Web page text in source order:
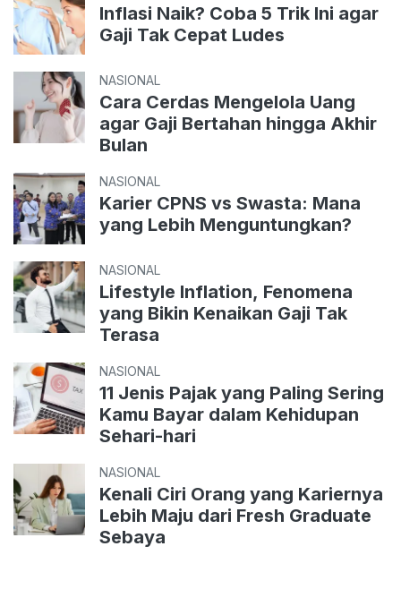
Inflasi Naik? Coba 5 Trik Ini agar
Gaji Tak Cepat Ludes
NASIONAL
Cara Cerdas Mengelola Uang
agar Gaji Bertahan hingga Akhir
Bulan
NASIONAL
Karier CPNS vs Swasta: Mana
yang Lebih Menguntungkan?
NASIONAL
Lifestyle Inflation, Fenomena
yang Bikin Kenaikan Gaji Tak
Terasa
NASIONAL
11 Jenis Pajak yang Paling Sering
Kamu Bayar dalam Kehidupan
Sehari-hari
NASIONAL
Kenali Ciri Orang yang Kariernya
Lebih Maju dari Fresh Graduate
Sebaya